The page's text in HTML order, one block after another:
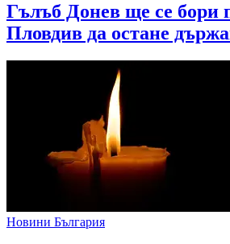
Гълъб Донев ще се бори
Пловдив да остане
Новини България